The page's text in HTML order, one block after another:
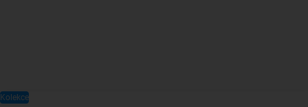
Kolekce